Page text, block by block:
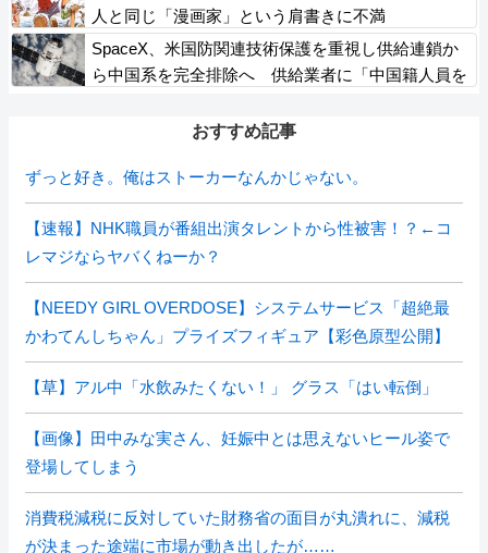
人と同じ「漫画家」という肩書きに不満
SpaceX、米国防関連技術保護を重視し供給連鎖か
ら中国系を完全排除へ 供給業者に「中国籍人員を
の設備・部品を使わないこと」を要求し監査実施
おすすめ記事
ずっと好き。俺はストーカーなんかじゃない。
【速報】NHK職員が番組出演タレントから性被害！？←コ
レマジならヤバくねーか？
【NEEDY GIRL OVERDOSE】システムサービス「超絶最
かわてんしちゃん」プライズフィギュア【彩色原型公開】
【草】アル中「水飲みたくない！」 グラス「はい転倒」
【画像】田中みな実さん、妊娠中とは思えないヒール姿で
登場してしまう
消費税減税に反対していた財務省の面目が丸潰れに、減税
が決まった途端に市場が動き出したが……